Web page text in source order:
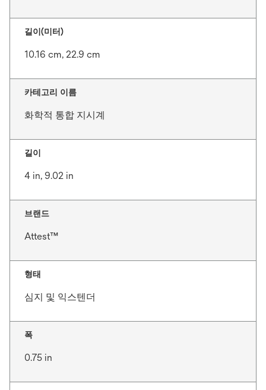
길이(미터)
10.16 cm, 22.9 cm
카테고리 이름
화학적 통합 지시계
길이
4 in, 9.02 in
브랜드
Attest™
형태
심지 및 익스텐더
폭
0.75 in